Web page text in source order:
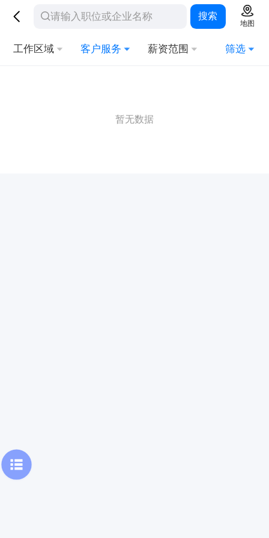
搜索
地图
工作区域 客户服务 薪资范围 筛选
暂无数据